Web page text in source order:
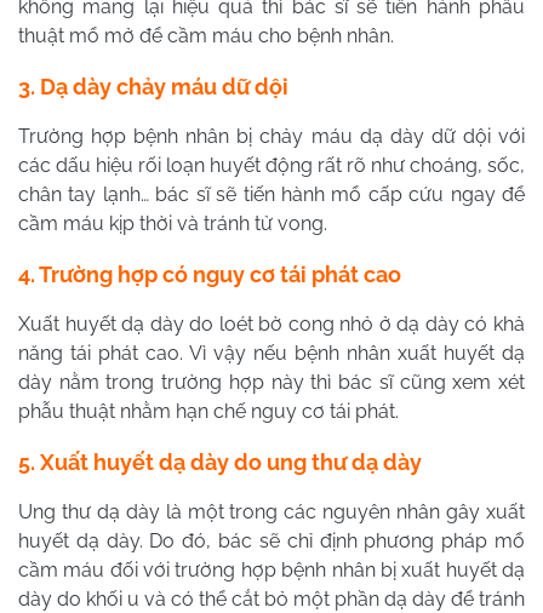
không mang lại hiệu quả thì bác sĩ sẽ tiến hành phẫu
thuật mổ mở để cầm máu cho bệnh nhân.
3. Dạ dày chảy máu dữ dội
Trường hợp bệnh nhân bị chảy máu dạ dày dữ dội với
các dấu hiệu rối loạn huyết động rất rõ như choáng, sốc,
chân tay lạnh… bác sĩ sẽ tiến hành mổ cấp cứu ngay để
cầm máu kịp thời và tránh tử vong.
4. Trường hợp có nguy cơ tái phát cao
Xuất huyết dạ dày do loét bờ cong nhỏ ở dạ dày có khả
năng tái phát cao. Vì vậy nếu bệnh nhân xuất huyết dạ
dày nằm trong trường hợp này thì bác sĩ cũng xem xét
phẫu thuật nhằm hạn chế nguy cơ tái phát.
5. Xuất huyết dạ dày do ung thư dạ dày
Ung thư dạ dày là một trong các nguyên nhân gây xuất
huyết dạ dày. Do đó, bác sẽ chỉ định phương pháp mổ
cầm máu đối với trường hợp bệnh nhân bị xuất huyết dạ
dày do khối u và có thể cắt bỏ một phần dạ dày để tránh